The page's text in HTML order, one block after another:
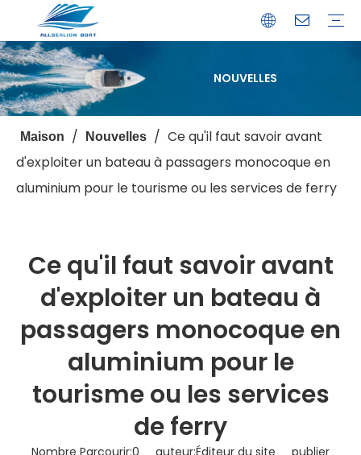
NOUVELLES
Maison / Nouvelles / Ce qu'il faut savoir avant
d'exploiter un bateau à passagers monocoque en
aluminium pour le tourisme ou les services de ferry
Ce qu'il faut savoir avant
d'exploiter un bateau à
passagers monocoque en
aluminium pour le
tourisme ou les services
de ferry